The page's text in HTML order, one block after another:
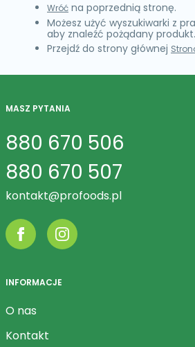
Wróć na poprzednią stronę.
Możesz użyć wyszukiwarki z
aby znaleźć pożądany produkt.
Przejdź do strony głównej
MASZ PYTANIA
880 670 506
880 670 507
kontakt@profoods.pl
INFORMACJE
O nas
Kontakt